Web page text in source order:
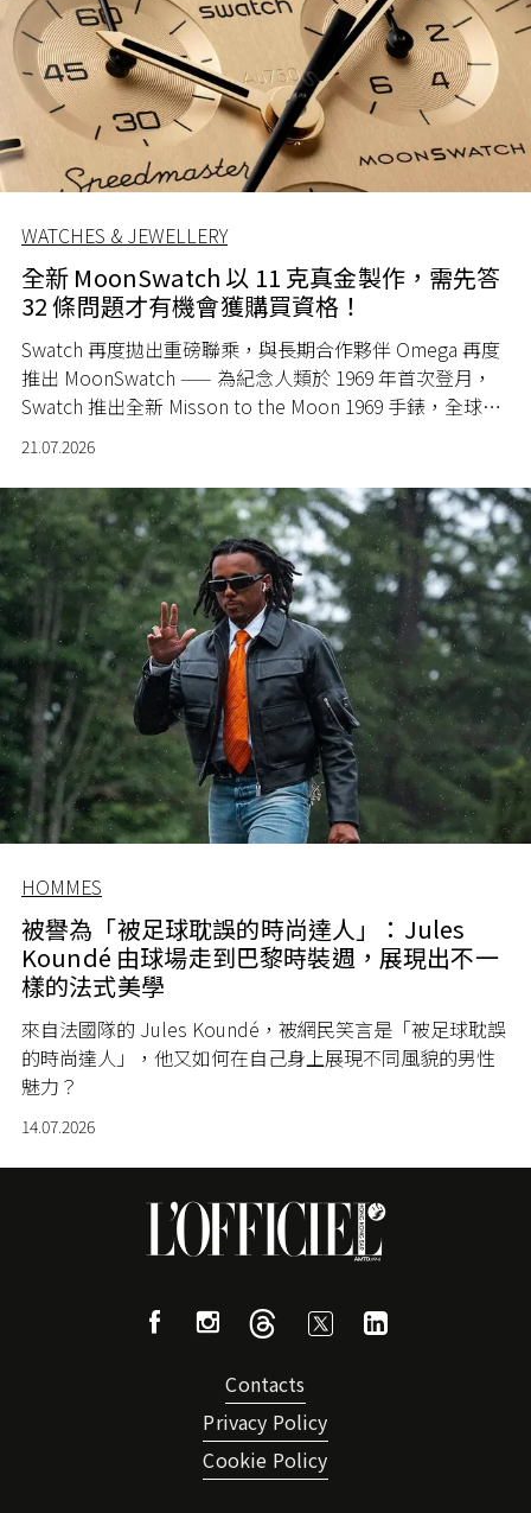
WATCHES & JEWELLERY
全新 MoonSwatch 以 11 克真金製作，需先答
32 條問題才有機會獲購買資格！
Swatch 再度拋出重磅聯乘，與長期合作夥伴 Omega 再度
推出 MoonSwatch —— 為紀念人類於 1969 年首次登月，
Swatch 推出全新 Misson to the Moon 1969 手錶，全球限
21.07.2026
HOMMES
被譽為「被足球耽誤的時尚達人」：Jules
Koundé 由球場走到巴黎時裝週，展現出不一
樣的法式美學
來自法國隊的 Jules Koundé，被網民笑言是「被足球耽誤
的時尚達人」，他又如何在自己身上展現不同風貌的男性
魅力？
14.07.2026
Contacts
Privacy Policy
Cookie Policy